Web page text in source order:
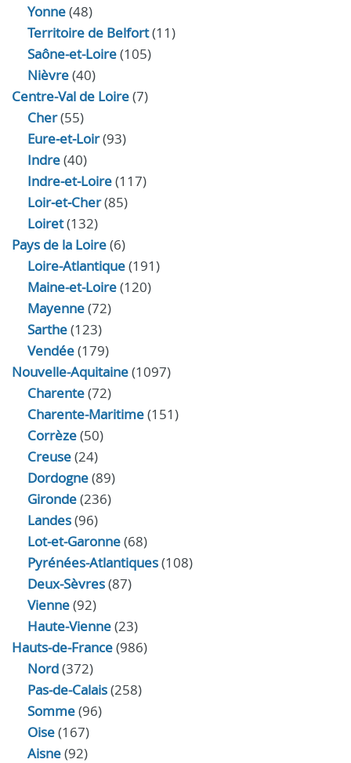
Yonne(48)
Territoire de Belfort(11)
Saône-et-Loire(105)
Nièvre(40)
Centre-Val de Loire(7)
Cher(55)
Eure‑et‑Loir(93)
Indre(40)
Indre‑et‑Loire(117)
Loir‑et‑Cher(85)
Loiret(132)
Pays de la Loire(6)
Loire-Atlantique(191)
Maine-et-Loire(120)
Mayenne(72)
Sarthe(123)
Vendée(179)
Nouvelle-Aquitaine(1097)
Charente(72)
Charente-Maritime(151)
Corrèze(50)
Creuse(24)
Dordogne(89)
Gironde(236)
Landes(96)
Lot-et-Garonne(68)
Pyrénées-Atlantiques(108)
Deux-Sèvres(87)
Vienne(92)
Haute-Vienne(23)
Hauts-de-France(986)
Nord(372)
Pas-de-Calais(258)
Somme(96)
Oise(167)
Aisne(92)